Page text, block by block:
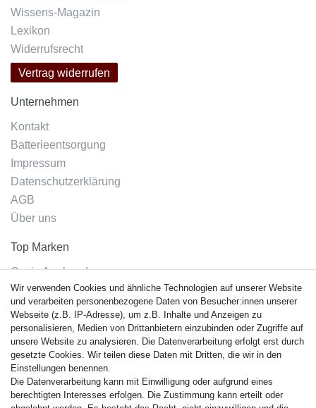
Wissens-Magazin
Lexikon
Widerrufsrecht
Vertrag widerrufen
Unternehmen
Kontakt
Batterieentsorgung
Impressum
Datenschutzerklärung
AGB
Über uns
Top Marken
Casio Armband
Festina Armband
Citizen Armband
M. Lacroix Armband
J. Lemans Armband
Uhrenarmbänder - Alle
Sicherheit
Wir verwenden Cookies und ähnliche Technologien auf unserer Website
und verarbeiten personenbezogene Daten von Besucher:innen unserer
Webseite (z.B. IP-Adresse), um z.B. Inhalte und Anzeigen zu
personalisieren, Medien von Drittanbietern einzubinden oder Zugriffe auf
unsere Website zu analysieren. Die Datenverarbeitung erfolgt erst durch
gesetzte Cookies. Wir teilen diese Daten mit Dritten, die wir in den
Einstellungen benennen.
Die Datenverarbeitung kann mit Einwilligung oder aufgrund eines
berechtigten Interesses erfolgen. Die Zustimmung kann erteilt oder